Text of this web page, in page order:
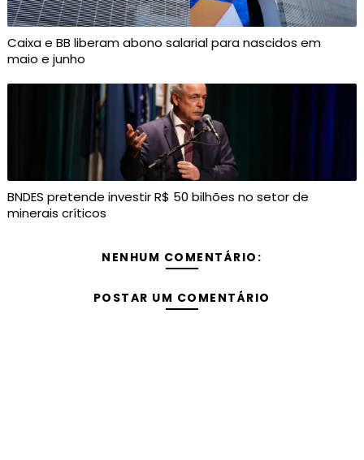
Caixa e BB liberam abono salarial para nascidos em
maio e junho
BNDES pretende investir R$ 50 bilhões no setor de
minerais críticos
NENHUM COMENTÁRIO:
POSTAR UM COMENTÁRIO